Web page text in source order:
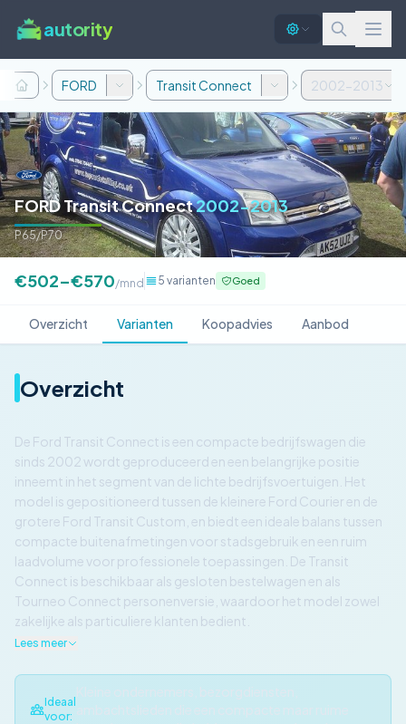
autority
FORD Transit Connect 2002-2013
FORD Transit Connect2002-2013
P65/P70
€502–€570/mnd 5 varianten Goed
Overzicht Varianten Koopadvies Aanbod
Overzicht
De Ford Transit Connect is een compacte bedrijfswagen die
sinds 2002 wordt geproduceerd en een belangrijke positie
inneemt in het segment van de lichte bedrijfsvoertuigen. Het
model is gepositioneerd tussen de kleinere Ford Courier en de
grotere Ford Transit Custom, en biedt een ideale balans tussen
compacte buitenafmetingen voor stadsgebruik en een ruim
laadvolume voor professionele toepassingen. De Transit
Connect is beschikbaar als gesloten bestelwagen en als
Tourneo Connect personenversie, waardoor het model zowel
zakelijke als particuliere klanten bedient.
Lees meer
Ideaal
voor: